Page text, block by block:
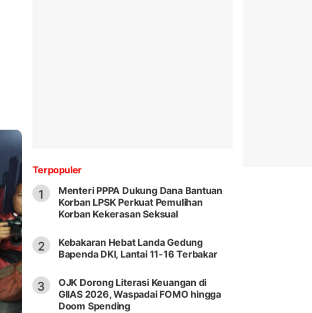
Terpopuler
1
Menteri PPPA Dukung Dana Bantuan
Korban LPSK Perkuat Pemulihan
Korban Kekerasan Seksual
2
Kebakaran Hebat Landa Gedung
Bapenda DKI, Lantai 11-16 Terbakar
3
OJK Dorong Literasi Keuangan di
GIIAS 2026, Waspadai FOMO hingga
Doom Spending